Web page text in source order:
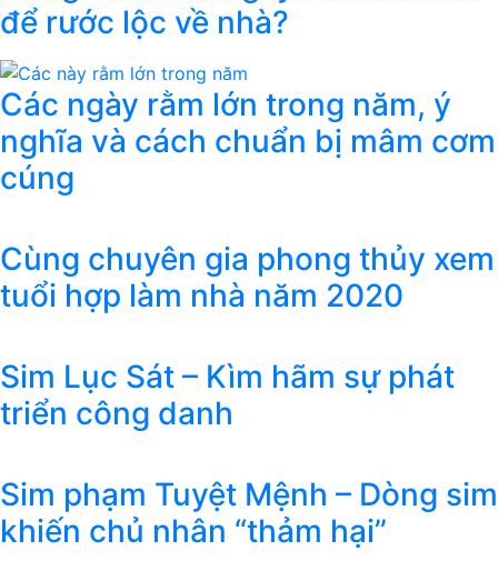
để rước lộc về nhà?
Các ngày rằm lớn trong năm, ý
nghĩa và cách chuẩn bị mâm cơm
cúng
Cùng chuyên gia phong thủy xem
tuổi hợp làm nhà năm 2020
Sim Lục Sát – Kìm hãm sự phát
triển công danh
Sim phạm Tuyệt Mệnh – Dòng sim
khiến chủ nhân “thảm hại”